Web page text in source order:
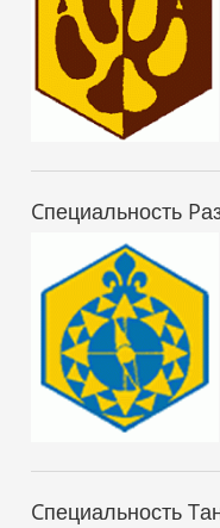
Cпециальность
Cпециальность